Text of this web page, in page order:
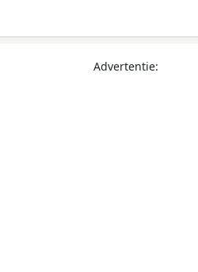
Advertentie: